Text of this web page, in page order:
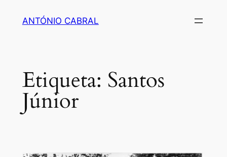
ANTÓNIO CABRAL
Etiqueta: Santos
Júnior